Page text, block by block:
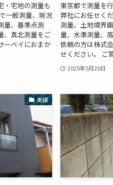
・宅地の測量も
一般測量、現況
量、基準点測
、真北測量をご
ーベイにおまか
東京都で測量を
弊社にお任せく
測量、土地境界
量、水準測量、
依頼の方は株式
せください。 ご
2025年5月20日
実績